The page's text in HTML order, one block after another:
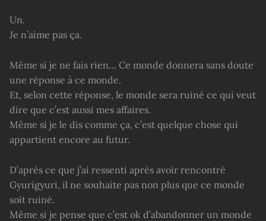
Un.
Je n’aime pas ça.
Même si je ne fais rien… Ce monde donnera sans doute
une réponse à ce monde.
Et, selon cette réponse, le monde sera ruiné ce qui veut
dire que c’est aussi mes affaires.
Même si je le dis comme ça, c’est quelque chose qui
appartient encore au futur.
D’après ce que j’ai ressenti après avoir rencontré
Gyurigyuri, il ne souhaite pas non plus que ce monde
soit ruiné.
Même si je pense que c’est ok d’abandonner un monde